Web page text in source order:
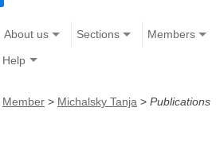
About us Sections Members
Help
Member > Michalsky Tanja > Publications